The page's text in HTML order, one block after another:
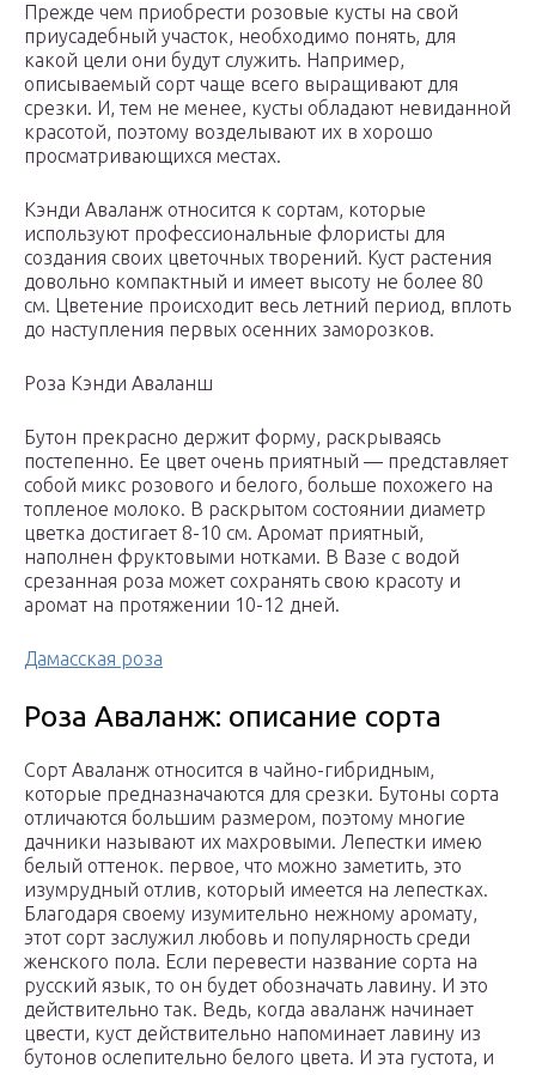
Прежде чем приобрести розовые кусты на свой
приусадебный участок, необходимо понять, для
какой цели они будут служить. Например,
описываемый сорт чаще всего выращивают для
срезки. И, тем не менее, кусты обладают невиданной
красотой, поэтому возделывают их в хорошо
просматривающихся местах.
Кэнди Аваланж относится к сортам, которые
используют профессиональные флористы для
создания своих цветочных творений. Куст растения
довольно компактный и имеет высоту не более 80
см. Цветение происходит весь летний период, вплоть
до наступления первых осенних заморозков.
Роза Кэнди Аваланш
Бутон прекрасно держит форму, раскрываясь
постепенно. Ее цвет очень приятный — представляет
собой микс розового и белого, больше похожего на
топленое молоко. В раскрытом состоянии диаметр
цветка достигает 8-10 см. Аромат приятный,
наполнен фруктовыми нотками. В Вазе с водой
срезанная роза может сохранять свою красоту и
аромат на протяжении 10-12 дней.
Дамасская роза
Роза Аваланж: описание сорта
Сорт Аваланж относится в чайно-гибридным,
которые предназначаются для срезки. Бутоны сорта
отличаются большим размером, поэтому многие
дачники называют их махровыми. Лепестки имею
белый оттенок. первое, что можно заметить, это
изумрудный отлив, который имеется на лепестках.
Благодаря своему изумительно нежному аромату,
этот сорт заслужил любовь и популярность среди
женского пола. Если перевести название сорта на
русский язык, то он будет обозначать лавину. И это
действительно так. Ведь, когда аваланж начинает
цвести, куст действительно напоминает лавину из
бутонов ослепительно белого цвета. И эта густота, и